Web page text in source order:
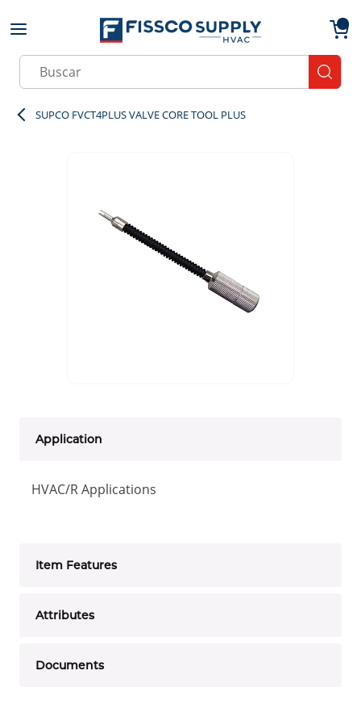
Skip to main content
Site Search
SUPCO FVCT4PLUS VALVE CORE TOOL PLUS
Application
HVAC/R Applications
Item Features
Attributes
Documents